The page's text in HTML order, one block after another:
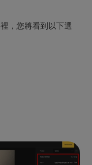
，您將看到以下選